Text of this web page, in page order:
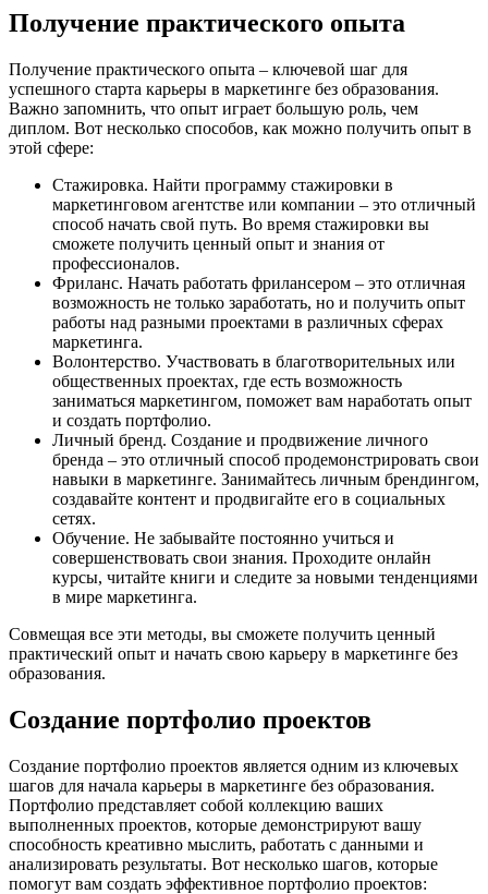
Получение практического опыта
Получение практического опыта – ключевой шаг для
успешного старта карьеры в маркетинге без образования.
Важно запомнить, что опыт играет большую роль, чем
диплом. Вот несколько способов, как можно получить опыт в
этой сфере:
Стажировка. Найти программу стажировки в
маркетинговом агентстве или компании – это отличный
способ начать свой путь. Во время стажировки вы
сможете получить ценный опыт и знания от
профессионалов.
Фриланс. Начать работать фрилансером – это отличная
возможность не только заработать, но и получить опыт
работы над разными проектами в различных сферах
маркетинга.
Волонтерство. Участвовать в благотворительных или
общественных проектах, где есть возможность
заниматься маркетингом, поможет вам наработать опыт
и создать портфолио.
Личный бренд. Создание и продвижение личного
бренда – это отличный способ продемонстрировать свои
навыки в маркетинге. Занимайтесь личным брендингом,
создавайте контент и продвигайте его в социальных
сетях.
Обучение. Не забывайте постоянно учиться и
совершенствовать свои знания. Проходите онлайн
курсы, читайте книги и следите за новыми тенденциями
в мире маркетинга.
Совмещая все эти методы, вы сможете получить ценный
практический опыт и начать свою карьеру в маркетинге без
образования.
Создание портфолио проектов
Создание портфолио проектов является одним из ключевых
шагов для начала карьеры в маркетинге без образования.
Портфолио представляет собой коллекцию ваших
выполненных проектов, которые демонстрируют вашу
способность креативно мыслить, работать с данными и
анализировать результаты. Вот несколько шагов, которые
помогут вам создать эффективное портфолио проектов: